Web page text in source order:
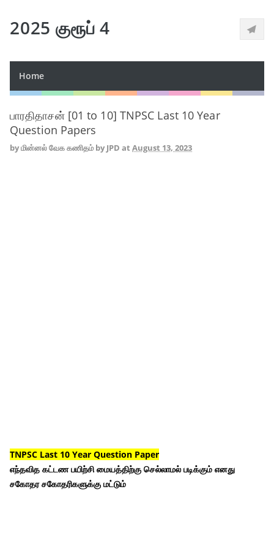
2025 குரூப் 4
Home
பாரதிதாசன் [01 to 10] TNPSC Last 10 Year
Question Papers
byமின்னல் வேக கணிதம் by JPD at August 13, 2023
TNPSC Last 10 Year Question Paper
எந்தவித கட்டண பயிற்சி மையத்திற்கு செல்லாமல் படிக்கும் எனது
சகோதர சகோதரிகளுக்கு மட்டும்